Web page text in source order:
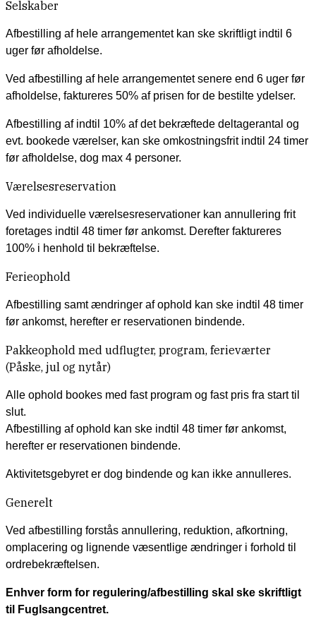
Selskaber
Afbestilling af hele arrangementet kan ske skriftligt indtil 6
uger før afholdelse.
Ved afbestilling af hele arrangementet senere end 6 uger før
afholdelse, faktureres 50% af prisen for de bestilte ydelser.
Afbestilling af indtil 10% af det bekræftede deltagerantal og
evt. bookede værelser, kan ske omkostningsfrit indtil 24 timer
før afholdelse, dog max 4 personer.
Værelsesreservation
Ved individuelle værelsesreservationer kan annullering frit
foretages indtil 48 timer før ankomst. Derefter faktureres
100% i henhold til bekræftelse.
Ferieophold
Afbestilling samt ændringer af ophold kan ske indtil 48 timer
før ankomst, herefter er reservationen bindende.
Pakkeophold med udflugter, program, ferieværter
(Påske, jul og nytår)
Alle ophold bookes med fast program og fast pris fra start til
slut.
Afbestilling af ophold kan ske indtil 48 timer før ankomst,
herefter er reservationen bindende.
Aktivitetsgebyret er dog bindende og kan ikke annulleres.
Generelt
Ved afbestilling forstås annullering, reduktion, afkortning,
omplacering og lignende væsentlige ændringer i forhold til
ordrebekræftelsen.
Enhver form for regulering/afbestilling skal ske skriftligt
til Fuglsangcentret.